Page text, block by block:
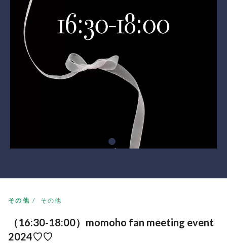
その他 その他
（16:30-18:00）momoho fan meeting event
2024♡♡